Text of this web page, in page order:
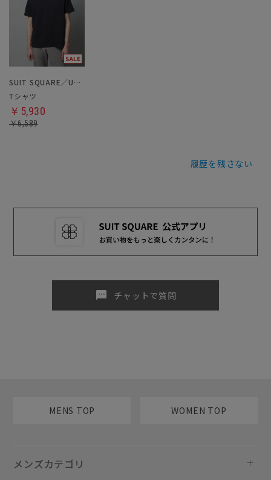
SUIT SQUARE／UNIVERSAL LANGUAGE
Tシャツ
￥5,930
￥6,589
履歴を残さない
sms チャットで質問
MENS TOP WOMEN TOP
メンズカテゴリ